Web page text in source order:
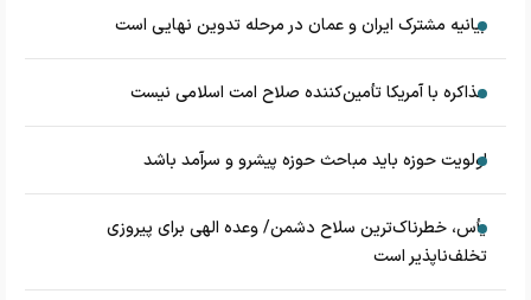
بیانیه مشترک ایران و عمان در مرحله تدوین نهایی است
مذاکره با آمریکا تأمین‌کننده صلاح امت اسلامی نیست
اولویت حوزه باید مباحث حوزه پیشرو و سرآمد باشد
یأس، خطرناک‌ترین سلاح دشمن/ وعده الهی برای پیروزی
تخلف‌ناپذیر است